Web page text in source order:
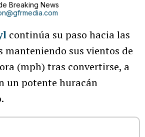
Breaking News
continúa su paso hacia las
manteniendo sus vientos de
(mph) tras convertirse, a
un potente huracán